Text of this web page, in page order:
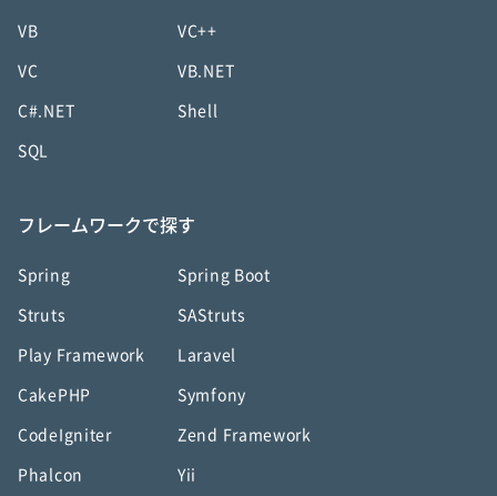
VB VC++
VC VB.NET
C#.NET Shell
SQL
フレームワークで探す
Spring Spring Boot
Struts SAStruts
Play Framework Laravel
CakePHP Symfony
CodeIgniter Zend Framework
Phalcon Yii